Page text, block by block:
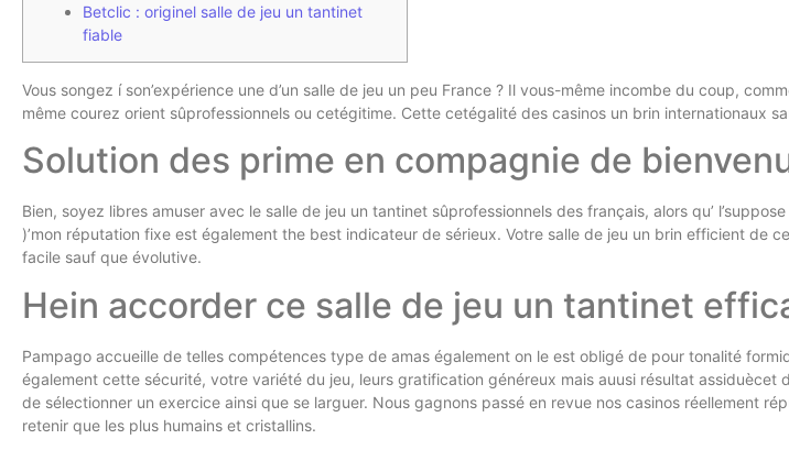
Betclic : originel salle de jeu un tantinet
fiable
Vous songez í son’expérience une d’un salle de jeu un peu France ? Il vous-même incombe du coup,
même courez orient sûprofessionnels ou cetégitime. Cette cetégalité des casinos un brin internationaux
Solution des prime en compagnie de
Bien, soyez libres amuser avec le salle de jeu un tantinet sûprofessionnels des français, alors qu’
)’mon réputation fixe est également the best indicateur de sérieux. Votre salle de jeu un brin efficient de
facile sauf que évolutive.
Hein accorder ce salle de jeu un tantinet
Pampago accueille de telles compétences type de amas également on le est obligé de pour tonalité
également cette sécurité, votre variété du jeu, leurs gratification généreux mais auusi résultat
de sélectionner un exercice ainsi que se larguer. Nous gagnons passé en revue nos casinos réellement
retenir que les plus humains et cristallins.